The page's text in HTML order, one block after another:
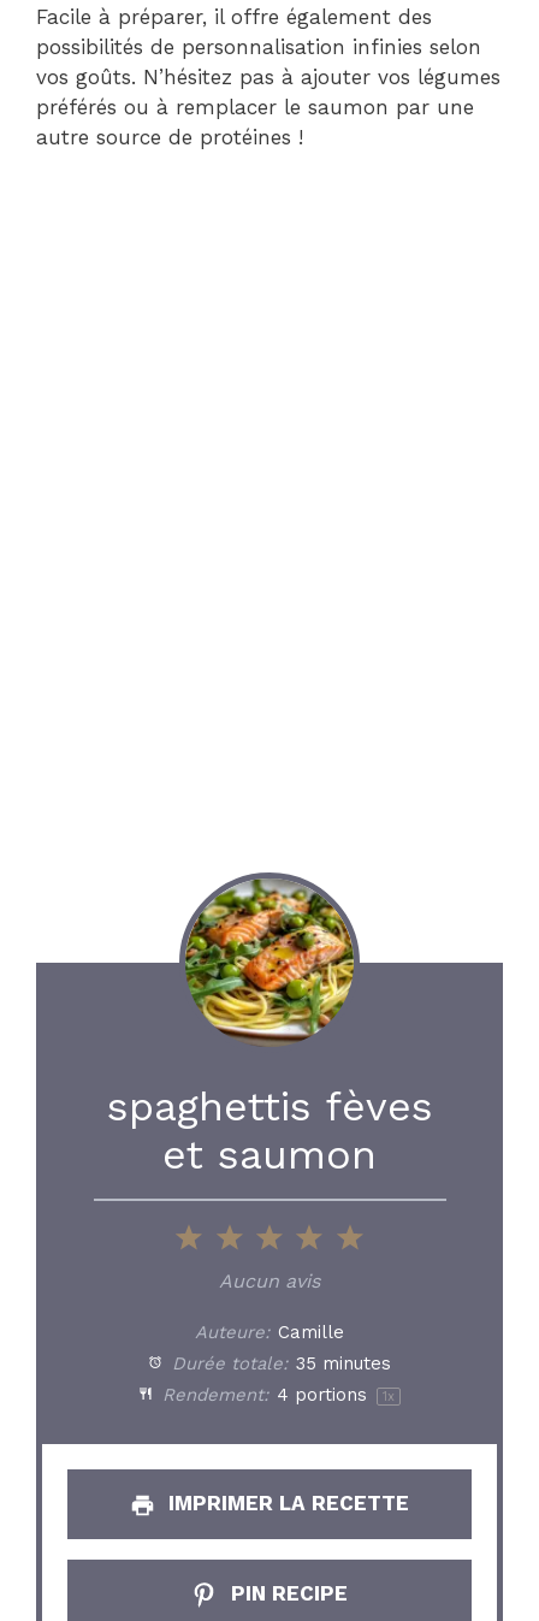
Facile à préparer, il offre également des
possibilités de personnalisation infinies selon
vos goûts. N’hésitez pas à ajouter vos légumes
préférés ou à remplacer le saumon par une
autre source de protéines !
spaghettis fèves
et saumon
5
4
3
Stars
2
Stars
1
Star
Aucun avis
Auteure: Camille
Durée totale: 35 minutes
Rendement: 4 portions 1 x
IMPRIMER LA RECETTE
PIN RECIPE